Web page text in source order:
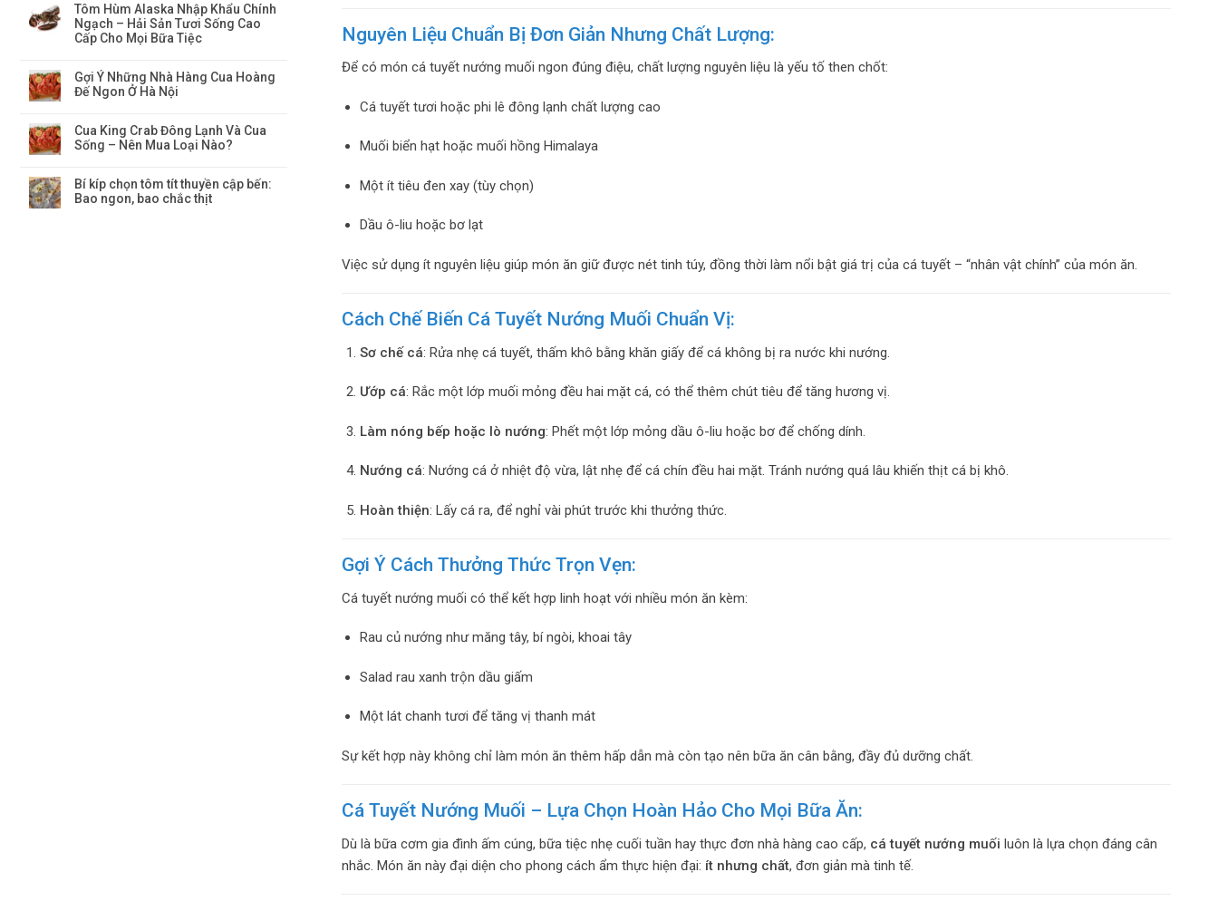
Tôm Hùm Alaska Nhập Khẩu Chính
Ngạch – Hải Sản Tươi Sống Cao
Cấp Cho Mọi Bữa Tiệc
Gợi Ý Những Nhà Hàng Cua Hoàng
Đế Ngon Ở Hà Nội
Cua King Crab Đông Lạnh Và Cua
Sống – Nên Mua Loại Nào?
Bí kíp chọn tôm tít thuyền cập bến:
Bao ngon, bao chắc thịt
Nguyên Liệu Chuẩn Bị Đơn Giản Nhưng Chất Lượng:
Để có món cá tuyết nướng muối ngon đúng điệu, chất lượng nguyên liệu là yếu tố then chốt:
Cá tuyết tươi hoặc phi lê đông lạnh chất lượng cao
Muối biển hạt hoặc muối hồng Himalaya
Một ít tiêu đen xay (tùy chọn)
Dầu ô-liu hoặc bơ lạt
Việc sử dụng ít nguyên liệu giúp món ăn giữ được nét tinh túy, đồng thời làm nổi bật giá trị của cá tuyết – “nhân vật chính” của món ăn.
Cách Chế Biến Cá Tuyết Nướng Muối Chuẩn Vị:
Sơ chế cá: Rửa nhẹ cá tuyết, thấm khô bằng khăn giấy để cá không bị ra nước khi nướng.
Ướp cá: Rắc một lớp muối mỏng đều hai mặt cá, có thể thêm chút tiêu để tăng hương vị.
Làm nóng bếp hoặc lò nướng: Phết một lớp mỏng dầu ô-liu hoặc bơ để chống dính.
Nướng cá: Nướng cá ở nhiệt độ vừa, lật nhẹ để cá chín đều hai mặt. Tránh nướng quá lâu khiến thịt cá bị khô.
Hoàn thiện: Lấy cá ra, để nghỉ vài phút trước khi thưởng thức.
Gợi Ý Cách Thưởng Thức Trọn Vẹn:
Cá tuyết nướng muối có thể kết hợp linh hoạt với nhiều món ăn kèm:
Rau củ nướng như măng tây, bí ngòi, khoai tây
Salad rau xanh trộn dầu giấm
Một lát chanh tươi để tăng vị thanh mát
Sự kết hợp này không chỉ làm món ăn thêm hấp dẫn mà còn tạo nên bữa ăn cân bằng, đầy đủ dưỡng chất.
Cá Tuyết Nướng Muối – Lựa Chọn Hoàn Hảo Cho Mọi Bữa Ăn:
Dù là bữa cơm gia đình ấm cúng, bữa tiệc nhẹ cuối tuần hay thực đơn nhà hàng cao cấp, cá tuyết nướng muối luôn là lựa chọn đáng cân
nhắc. Món ăn này đại diện cho phong cách ẩm thực hiện đại: ít nhưng chất, đơn giản mà tinh tế.